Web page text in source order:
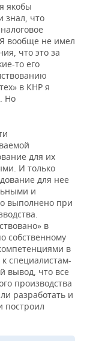
якобы
знал, что
вообще не имел
что это за
то его
в КНР я
Но
для их
И только
для нее
и
выполнено при
в
собственному
в
специалистам-
вывод, что все
производства
разработать и
построил